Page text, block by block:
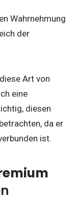
Wahrnehmung
der
Art von
eine
diesen
da er
ist.